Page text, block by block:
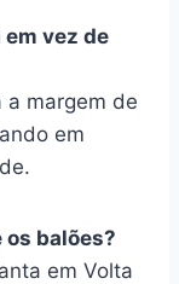
vez de
a margem de
em
os balões?
em Volta